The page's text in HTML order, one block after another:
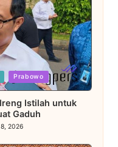
Prabowo
Istilah untuk
Gaduh
2026